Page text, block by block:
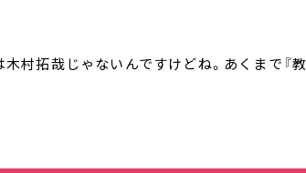
村拓哉じゃないんですけどね。あくまで『教